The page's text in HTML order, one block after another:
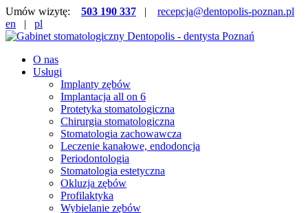
Umów wizytę: 503 190 337 | recepcja@dentopolis-poznan.pl
en | pl
O nas
Usługi
Implanty zębów
Implantacja all on 6
Protetyka stomatologiczna
Chirurgia stomatologiczna
Stomatologia zachowawcza
Leczenie kanałowe, endodoncja
Periodontologia
Stomatologia estetyczna
Okluzja zębów
Profilaktyka
Wybielanie zębów